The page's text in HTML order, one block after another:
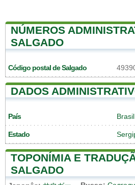
NÚMEROS
SALGADO
Código postal de Salgado
DADOS
País Brasil
Estado
TOPONÍMIA E
SALGADO